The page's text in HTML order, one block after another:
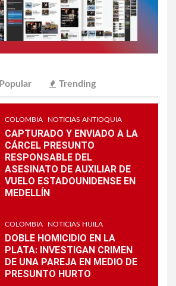
Popular Trending
COLOMBIA NOTICIAS ANTIOQUIA
CAPTURADO Y ENVIADO A LA
CÁRCEL PRESUNTO
RESPONSABLE DEL
ASESINATO DE AUXILIAR DE
VUELO ESTADOUNIDENSE EN
MEDELLÍN
COLOMBIA NOTICIAS HUILA
DOBLE HOMICIDIO EN LA
PLATA: INVESTIGAN CRIMEN
DE UNA PAREJA EN MEDIO DE
PRESUNTO HURTO